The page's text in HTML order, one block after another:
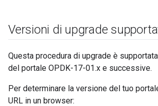
Versioni di upgrade
Questa procedura di upgrade è
del portale OPDK-17-01.x e successive.
Per determinare la versione del tuo
URL in un browser: